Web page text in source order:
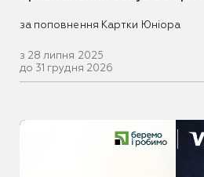
за поповнення Картки Юніора
з 28 липня 2025
до 31 грудня 2026